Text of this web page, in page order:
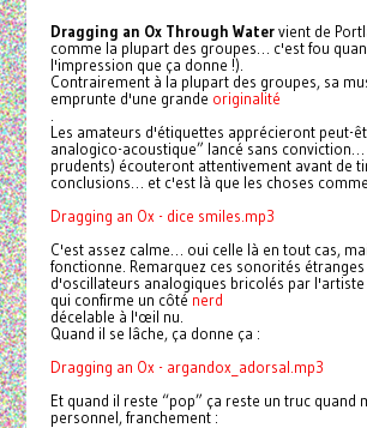
Dragging an Ox Through Watervient de
comme la plupart des groupes… c'est fou
l'impression que ça donne !).
Contrairement à la plupart des groupes, sa
emprunte d'une grande originalité
Les amateurs d'étiquettes apprécieront peut-
analogico-acoustique” lancé sans conviction…
prudents) écouteront attentivement avant de
conclusions… et c'est là que les choses
Dragging an Ox - dice smiles.mp3
C'est assez calme… oui celle là en tout cas,
fonctionne. Remarquez ces sonorités
d'oscillateurs analogiques bricolés par
qui confirme un côté nerd
décelable à l'œil nu.
Quand il se lâche, ça donne ça :
Dragging an Ox - argandox_adorsal.mp3
Et quand il reste “pop” ça reste un truc quand
personnel, franchement :